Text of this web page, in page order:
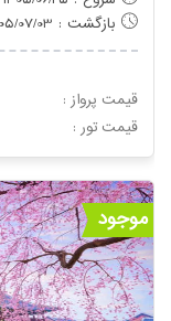
بازگشت : 1405/07/03
قیمت پرواز :
: قیمت تور
موجود